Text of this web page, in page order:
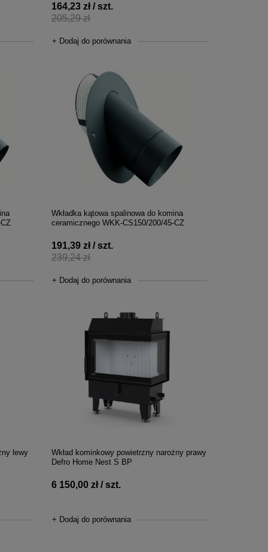
205,29 zł
164,23 zł / szt.
+ Dodaj do porównania
Wkładka kątowa spalinowa do komina
ceramicznego WKK-CS150/200/45-CZ
239,24 zł
191,39 zł / szt.
+ Dodaj do porównania
lewy
Wkład kominkowy powietrzny narożny prawy
Defro Home Nest S BP
6 150,00 zł / szt.
+ Dodaj do porównania